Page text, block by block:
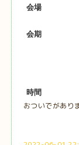
会場
会期
時間
おついでがあり